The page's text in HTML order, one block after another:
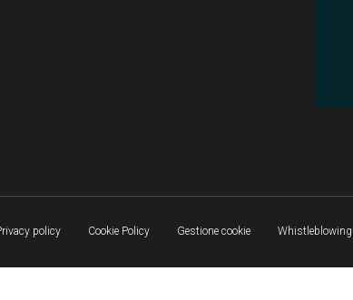
policy Cookie Policy Gestione cookie Whistleblowing